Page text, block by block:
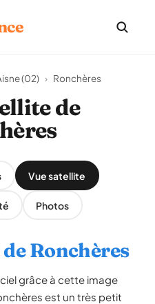
(02) › Ronchères
de
Vue satellite
Photos
Ronchères
grâce à cette image
est un très petit